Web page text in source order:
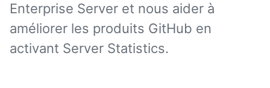
Enterprise Server et nous aider à
améliorer les produits GitHub en
activant Server Statistics.